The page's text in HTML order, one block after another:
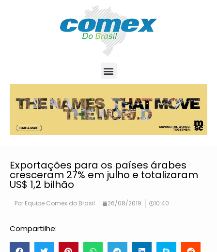
Exportações para os países árabes
cresceram 27% em julho e totalizaram
US$ 1,2 bilhão
Por Equipe Comex do Brasil 26/08/2019 10:40
Compartilhe: